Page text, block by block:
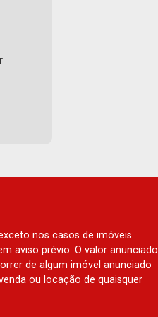
Vila Romana, Bosque dos
1051 - Alto da Boa Vista |
nos casos de imóveis
aviso prévio. O valor anunciado
de algum imóvel anunciado
ou locação de quaisquer